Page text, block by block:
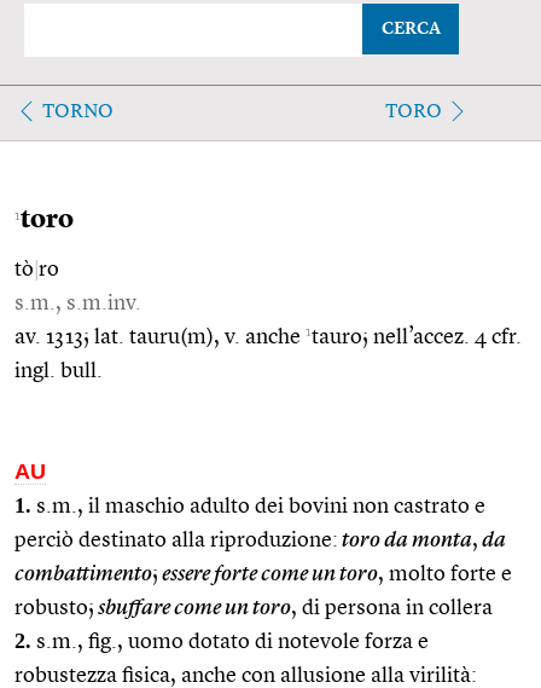
CERCA
TORNO TORO
1toro
tò ro
s.m., s.m.inv.
av. 1313; lat. tauru(m), v. anche 1tauro; nell’accez. 4 cfr.
ingl. bull.
AU
1. s.m., il maschio adulto dei bovini non castrato e
perciò destinato alla riproduzione: toro da monta, da
combattimento; essere forte come un toro, molto forte e
robusto; sbuffare come un toro, di persona in collera
2. s.m., fig., uomo dotato di notevole forza e
robustezza fisica, anche con allusione alla virilità: